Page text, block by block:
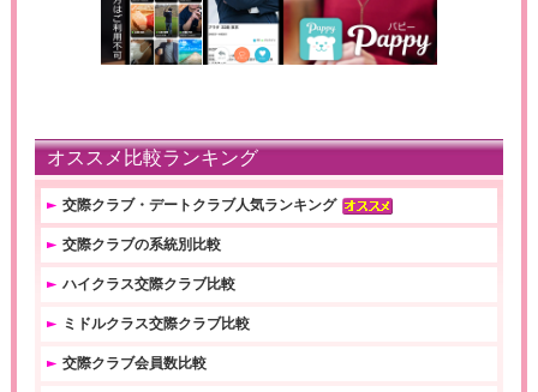
オススメ比較ランキング
交際クラブ・デートクラブ人気ランキング
交際クラブの系統別比較
ハイクラス交際クラブ比較
ミドルクラス交際クラブ比較
交際クラブ会員数比較